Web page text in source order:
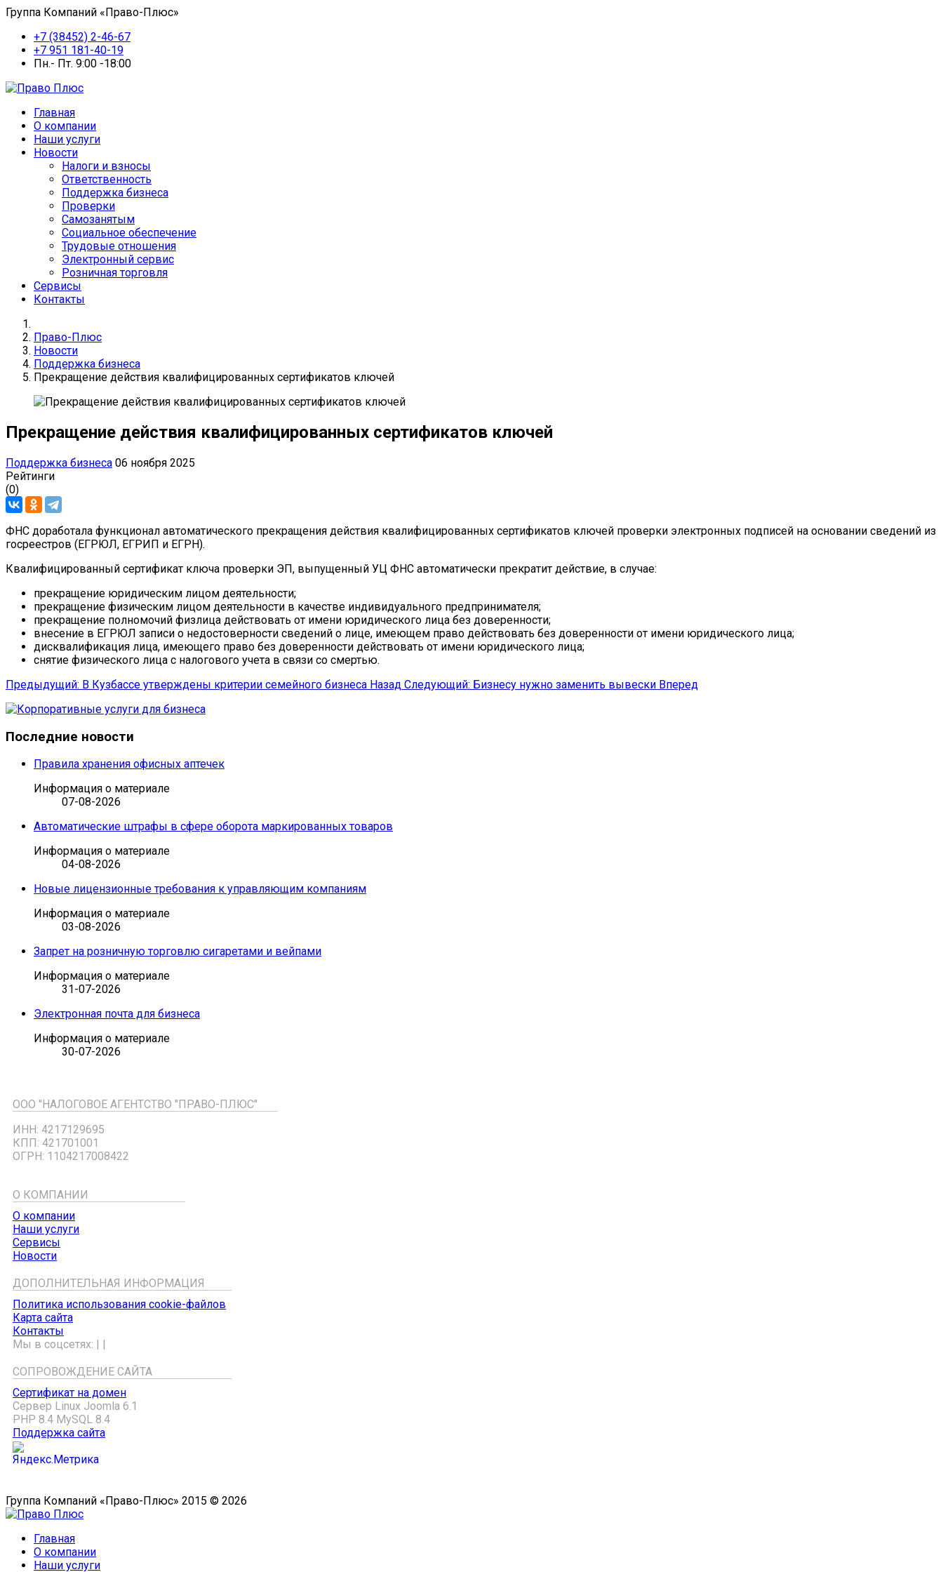
Группа Компаний «Право-Плюс»
+7 (38452) 2-46-67
+7 951 181-40-19
Пн.- Пт. 9:00 -18:00
Главная
О компании
Наши услуги
Новости
Налоги и взносы
Ответственность
Поддержка бизнеса
Проверки
Самозанятым
Социальное обеспечение
Трудовые отношения
Электронный сервис
Розничная торговля
Сервисы
Контакты
Право-Плюс
Новости
Поддержка бизнеса
Прекращение действия квалифицированных сертификатов ключей
Прекращение действия квалифицированных сертификатов ключей
Поддержка бизнеса 06 ноября 2025
Рейтинги
(0)
ФНС доработала функционал автоматического прекращения действия квалифицированных сертификатов ключей проверки электронных подписей на основании сведений из
госреестров (ЕГРЮЛ, ЕГРИП и ЕГРН).
Квалифицированный сертификат ключа проверки ЭП, выпущенный УЦ ФНС автоматически прекратит действие, в случае:
прекращение юридическим лицом деятельности;
прекращение физическим лицом деятельности в качестве индивидуального предпринимателя;
прекращение полномочий физлица действовать от имени юридического лица без доверенности;
внесение в ЕГРЮЛ записи о недостоверности сведений о лице, имеющем право действовать без доверенности от имени юридического лица;
дисквалификация лица, имеющего право без доверенности действовать от имени юридического лица;
снятие физического лица с налогового учета в связи со смертью.
Предыдущий: В Кузбассе утверждены критерии семейного бизнеса Назад Следующий: Бизнесу нужно заменить вывески Вперед
Последние новости
Правила хранения офисных аптечек
Информация о материале
07-08-2026
Автоматические штрафы в сфере оборота маркированных товаров
Информация о материале
04-08-2026
Новые лицензионные требования к управляющим компаниям
Информация о материале
03-08-2026
Запрет на розничную торговлю сигаретами и вейпами
Информация о материале
31-07-2026
Электронная почта для бизнеса
Информация о материале
30-07-2026
ООО "НАЛОГОВОЕ АГЕНТСТВО "ПРАВО-ПЛЮС"
ИНН: 4217129695
КПП: 421701001
ОГРН: 1104217008422
О КОМПАНИИ
О компании
Наши услуги
Сервисы
Новости
ДОПОЛНИТЕЛЬНАЯ ИНФОРМАЦИЯ
Политика использования cookie-файлов
Карта сайта
Контакты
Мы в соцсетях:
СОПРОВОЖДЕНИЕ САЙТА
Сертификат на домен
Сервер Linux Joomla 6.1
PHP 8.4 MySQL 8.4
Поддержка сайта
Группа Компаний «Право-Плюс» 2015 © 2026
Главная
О компании
Наши услуги